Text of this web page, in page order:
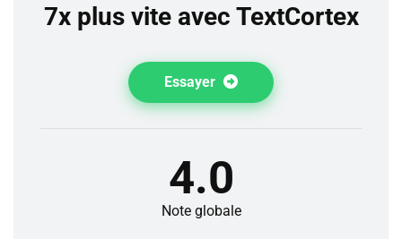
7x plus vite avec TextCortex
Essayer
4.0
Note globale